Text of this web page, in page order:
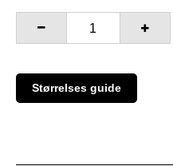
Størrelses guide